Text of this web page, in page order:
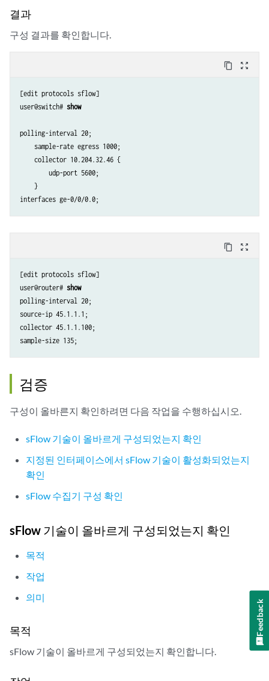
결과
구성 결과를 확인합니다.
content_copy zoom_out_map
[edit protocols sflow]
user@switch# show
polling-interval 20;
    sample-rate egress 1000;
    collector 10.204.32.46 {
        udp-port 5600;
    }
content_copy zoom_out_map
[edit protocols sflow]
user@router# show
polling-interval 20;
source-ip 45.1.1.1;
collector 45.1.1.100;
sample-size 135;
검증
구성이 올바른지 확인하려면 다음 작업을 수행하십시오.
sFlow 기술이 올바르게 구성되었는지 확인
지정된 인터페이스에서 sFlow 기술이 활성화되었는지
확인
sFlow 수집기 구성 확인
sFlow 기술이 올바르게 구성되었는지 확인
목적
작업
의미
목적
sFlow 기술이 올바르게 구성되었는지 확인합니다.
Feedback